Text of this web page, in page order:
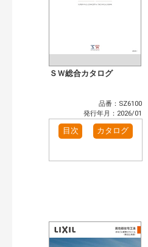
ＳＷ総合カタログ
品番：SZ6100
発行年月：2026/01
目次 カタログ